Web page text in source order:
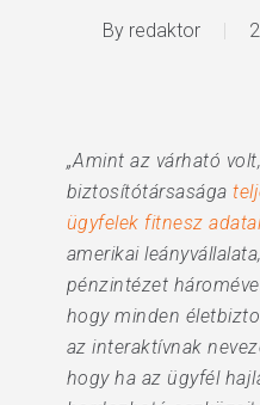
By redaktor
„Amint az várható
biztosítótársasága
ügyfelek fitnesz
amerikai
pénzintézet
hogy minden
az interaktívnak
hogy ha az ügyfél